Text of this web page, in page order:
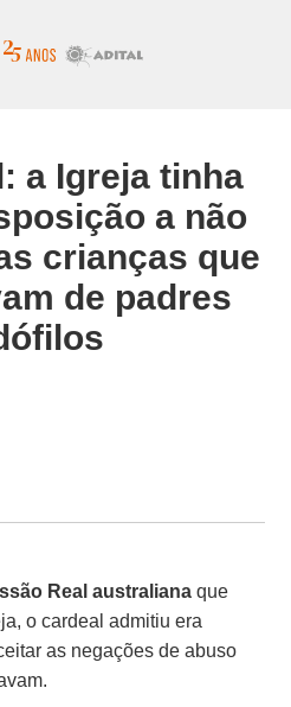
a Igreja tinha
a não
crianças que
de padres
Real australiana que
o cardeal admitiu era
as negações de abuso